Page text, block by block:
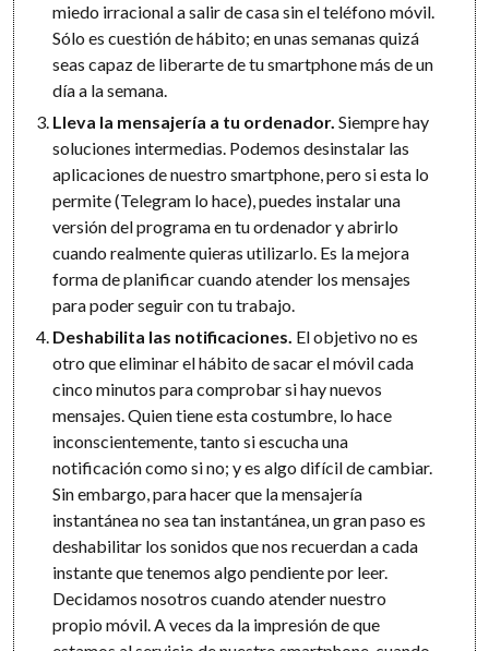
miedo irracional a salir de casa sin el teléfono móvil.
Sólo es cuestión de hábito; en unas semanas quizá
seas capaz de liberarte de tu smartphone más de un
día a la semana.
Lleva la mensajería a tu ordenador. Siempre hay
soluciones intermedias. Podemos desinstalar las
aplicaciones de nuestro smartphone, pero si esta lo
permite (Telegram lo hace), puedes instalar una
versión del programa en tu ordenador y abrirlo
cuando realmente quieras utilizarlo. Es la mejora
forma de planificar cuando atender los mensajes
para poder seguir con tu trabajo.
Deshabilita las notificaciones. El objetivo no es
otro que eliminar el hábito de sacar el móvil cada
cinco minutos para comprobar si hay nuevos
mensajes. Quien tiene esta costumbre, lo hace
inconscientemente, tanto si escucha una
notificación como si no; y es algo difícil de cambiar.
Sin embargo, para hacer que la mensajería
instantánea no sea tan instantánea, un gran paso es
deshabilitar los sonidos que nos recuerdan a cada
instante que tenemos algo pendiente por leer.
Decidamos nosotros cuando atender nuestro
propio móvil. A veces da la impresión de que